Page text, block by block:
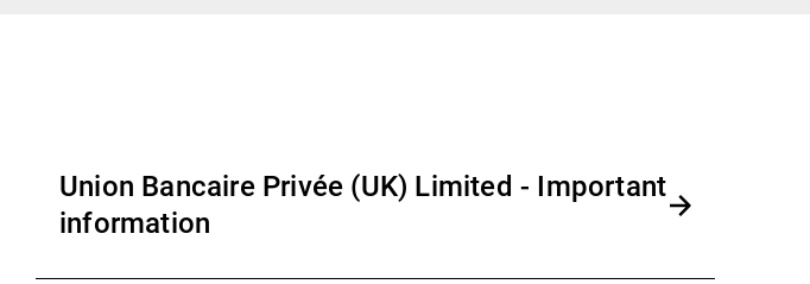
Union Bancaire Privée (UK) Limited - Important
information